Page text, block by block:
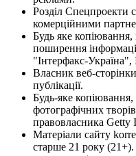
Розділ Спецпроекти
комерційними
Будь яке копіювання,
поширення
"Інтерфакс-Україна",
Власник веб-
публікації.
Будь-яке копіювання,
фотографічних
правовласника Getty
Матеріали сайту
старше 21 року (21+).